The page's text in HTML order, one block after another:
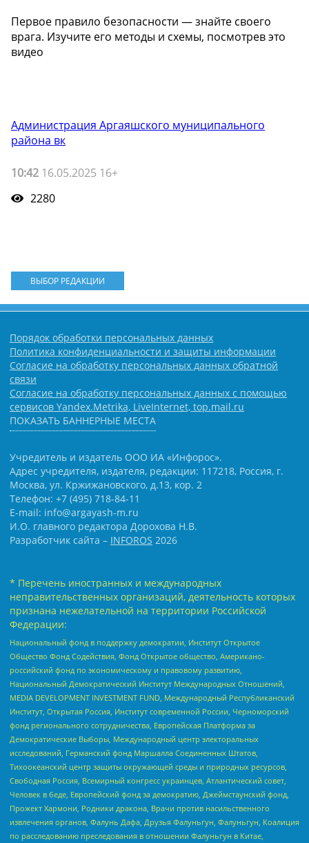
️Первое правило безопасности — знайте своего
врага. Изучите его методы и схемы, посмотрев это
видео
Администрация Аргаяшского муниципального
района вк
10:42 16.05.2025 16+
2280
ВЫБОР РЕДАКЦИИ
Порядок обработки персональных данных
Политика конфиденциальности и защиты информации
Согласие на обработку персональных данных обратной
связи
Согласие на обработку персональных данных с помощью
сервисов Yandex.Metrika, LiveInternet, top.mail.ru
ПОКАЗАТЬ БАННЕРНЫЕ МЕСТА
Учредитель и издатель ООО ИА «Инфорос».
Адрес учредителя, издателя, редакции: 117218, Россия, г.
Москва, ул. Кржижановского, д.13, кор. 2
Телефон: +7 (495) 718-84-11
E-mail: info@argayash-m.ru
И.О. главного редактора Дорохова Н.В.
Разработчик сайта – INFOROS 2026
* Перечень иностранных и международных
неправительственных организаций, деятельность которых
признана нежелательной на территории Российской
Федерации:
Национальный фонд в поддержку демократии, Институт Открытое
Общество Фонд Содействия, Фонд Открытое общество, Американо-
российский фонд по экономическому и правовому развитию,
Национальный Демократический Институт Международных Отношений,
MEDIA DEVELOPMENT INVESTMENT FUND, Международный Республиканский
Институт, Открытая Россия, Институт современной России, Черноморский
фонд регионального сотрудничества, Европейская Платформа за
Демократические Выборы, Международный центр электоральных
исследований, Германский фонд Маршалла Соединенных Штатов,
Тихоокеанский центр защиты окружающей среды и природных ресурсов,
Свободная Россия, Всемирный конгресс украинцев, Атлантический совет,
Человек в беде, Европейский фонд за демократию, Джеймстаунский фонд,
Прожект Хармони, Родники дракона, Врачи против насильственного
извлечения органов, Фалунь Дафа, Друзья Фалуньгун, Фалуньгун, Коалиция
по расследованию преследования в отношении Фалуньгун в Китае,